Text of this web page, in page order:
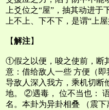
上爻位之“屋”，抽其动进于
上不上、下不下，是谓“上屋
【解注】
①假之以便，唆之使前，断
意：借给敌人一些 方便（
导敌人深入我方，乘机切断
地。 ②遇毒， 位不当也：
名。本卦为异卦相叠 （震